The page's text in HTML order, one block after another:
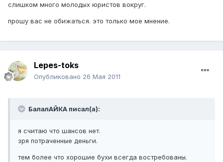
слишком много молодых юристов вокруг.
прошу вас не обижаться. это только мое мнение.
Lepes-toks
Опубликовано 26 Мая 2011
БалалАЙКА писал(а):
я считаю что шансов нет.
зря потраченные деньги.
тем более что хорошие бухи всегда востребованы.